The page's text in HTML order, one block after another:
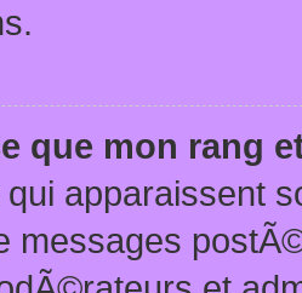
que mon rang
qui apparaissent
messages